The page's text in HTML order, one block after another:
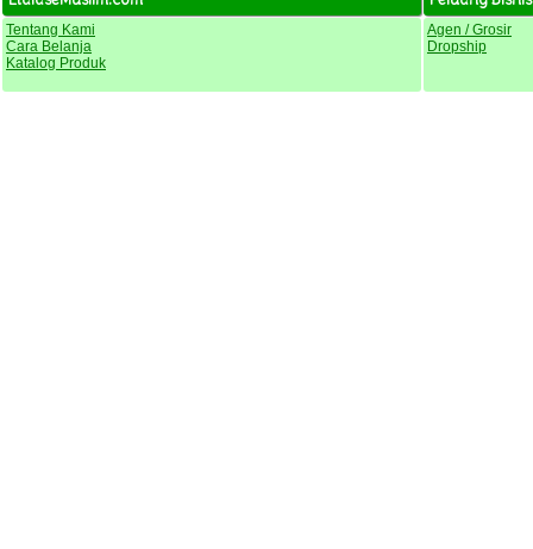
Tentang Kami
Cara Belanja
Katalog Produk
Agen / Grosir
Dropship